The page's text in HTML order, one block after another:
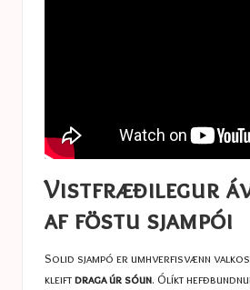
Vistfræðilegur
af föstu sjampói
Solid sjampó er umhverfisvænn
kleiftdraga úr sóun. Ólíkt